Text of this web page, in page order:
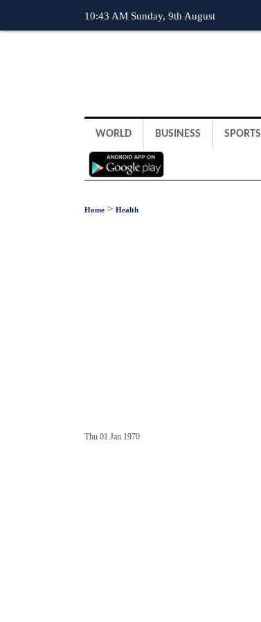
10:43 AM Sunday, 9th August
WORLD BUSINESS SPORTS
Home > Health
Thu 01 Jan 1970